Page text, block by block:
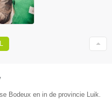
Bodeux en in de provincie Luik.